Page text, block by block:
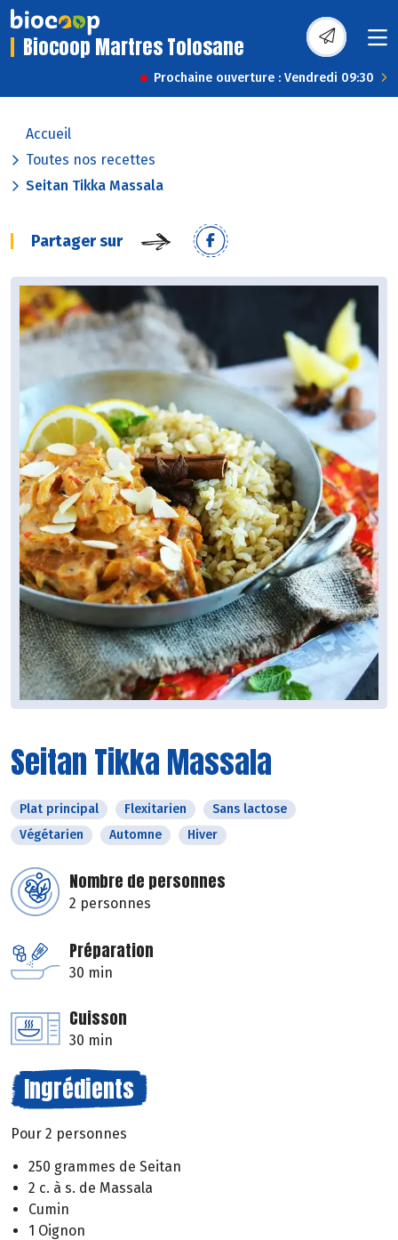
Biocoop Martres Tolosane
Prochaine ouverture : Vendredi 09:30
Accueil
Toutes nos recettes
Seitan Tikka Massala
Partager sur
Seitan Tikka Massala
Plat principal Flexitarien
Sans lactose
Végétarien
Automne Hiver
Nombre de personnes
2 personnes
Préparation
30 min
Cuisson
30 min
Ingrédients
Pour 2 personnes
250 grammes de Seitan
2 c. à s. de Massala
Cumin
1 Oignon